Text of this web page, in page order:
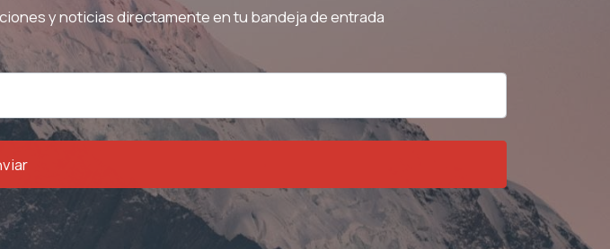
y noticias directamente en tu bandeja de entrada